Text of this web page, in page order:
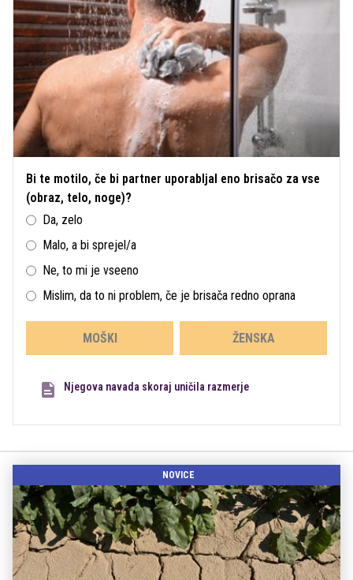
Bi te motilo, če bi partner uporabljal eno brisačo za vse
(obraz, telo, noge)?
Da, zelo
Malo, a bi sprejel/a
Ne, to mi je vseeno
Mislim, da to ni problem, če je brisača redno oprana
MOŠKI ŽENSKA
Njegova navada skoraj uničila razmerje
NOVICE